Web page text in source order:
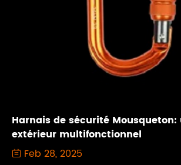
Harnais de sécurité Mousqueton:
extérieur multifonctionnel
 Feb 28, 2025